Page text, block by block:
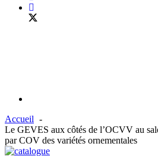
Accueil
Le GEVES aux côtés de l’OCVV au
par COV des variétés ornementales